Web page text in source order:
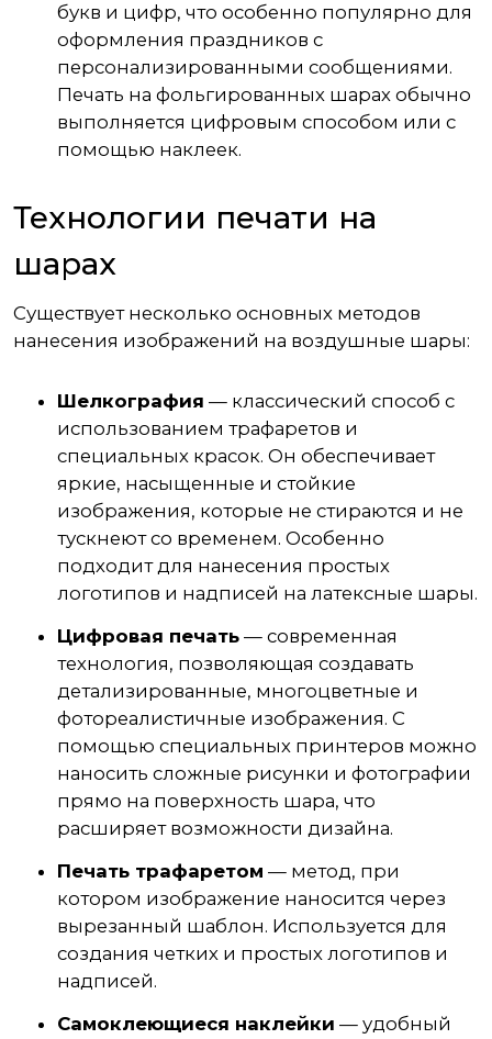
букв и цифр, что особенно популярно для
оформления праздников с
персонализированными сообщениями.
Печать на фольгированных шарах обычно
выполняется цифровым способом или с
помощью наклеек.
Технологии печати на
шарах
Существует несколько основных методов
нанесения изображений на воздушные шары:
Шелкография — классический способ с
использованием трафаретов и
специальных красок. Он обеспечивает
яркие, насыщенные и стойкие
изображения, которые не стираются и не
тускнеют со временем. Особенно
подходит для нанесения простых
логотипов и надписей на латексные шары.
Цифровая печать — современная
технология, позволяющая создавать
детализированные, многоцветные и
фотореалистичные изображения. С
помощью специальных принтеров можно
наносить сложные рисунки и фотографии
прямо на поверхность шара, что
расширяет возможности дизайна.
Печать трафаретом — метод, при
котором изображение наносится через
вырезанный шаблон. Используется для
создания четких и простых логотипов и
надписей.
Самоклеющиеся наклейки — удобный